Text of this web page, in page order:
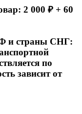
2 000 ₽ + 60
и страны СНГ:
по
зависит от